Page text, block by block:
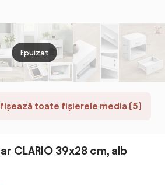
toate fișierele media (5)
Epuizat
CLARIO 39x28 cm, alb